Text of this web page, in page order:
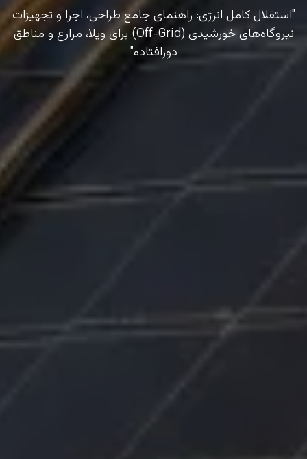
"استقلال کامل انرژی: راهنمای جامع طراحی، اجرا و تجهیزات
نیروگاه‌های خورشیدی (Off-Grid) برای ویلا، مزارع و مناطق
دورافتاده"